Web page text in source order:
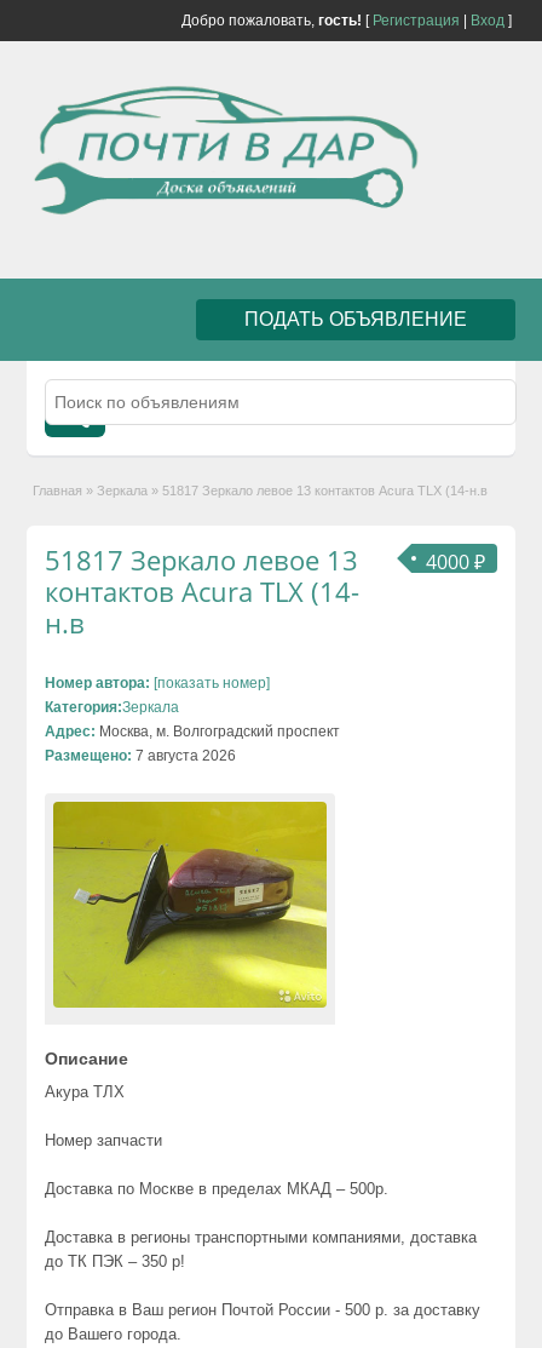
Добро пожаловать, гость! [ Регистрация Вход]
ПОДАТЬ ОБЪЯВЛЕНИЕ
Главная » Зеркала » 51817 Зеркало левое 13 контактов Acura TLX (14-н.в
4000 ₽
51817 Зеркало левое 13
контактов Acura TLX (14-
н.в
Номер автора: [показать номер]
Категория:Зеркала
Адрес: Москва, м. Волгоградский проспект
Размещено: 7 августа 2026
Описание
Акура ТЛХ
Номер запчасти
Доставка по Москве в пределах МКАД – 500р.
Доставка в регионы транспортными компаниями, доставка
до ТК ПЭК – 350 р!
Отправка в Ваш регион Почтой России - 500 р. за доставку
до Вашего города.